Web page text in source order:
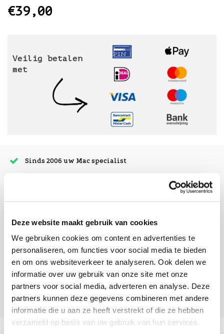
Deze website maakt gebruik van cookies
We gebruiken cookies om content en advertenties te
personaliseren, om functies voor social media te bieden
en om ons websiteverkeer te analyseren. Ook delen we
informatie over uw gebruik van onze site met onze
partners voor social media, adverteren en analyse. Deze
partners kunnen deze gegevens combineren met andere
informatie die u aan ze heeft verstrekt of die ze hebben
verzameld op basis van uw gebruik van hun services.
€39,00
Veilig betalen
met
Sinds 2006 uw Mac specialist
Vandaag besteld, morgen in huis
beoordelingen